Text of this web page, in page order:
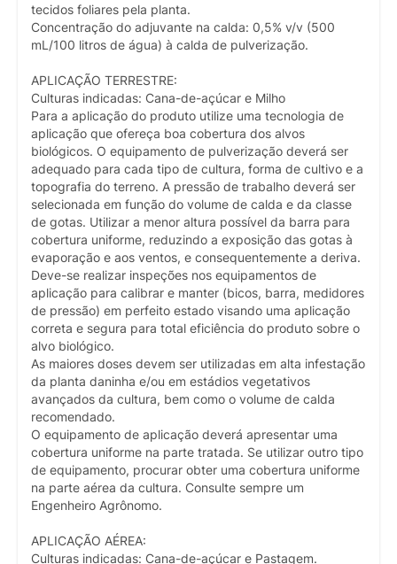
tecidos foliares pela planta.
Concentração do adjuvante na calda: 0,5% v/v (500
mL/100 litros de água) à calda de pulverização.
APLICAÇÃO TERRESTRE:
Culturas indicadas: Cana-de-açúcar e Milho
Para a aplicação do produto utilize uma tecnologia de
aplicação que ofereça boa cobertura dos alvos
biológicos. O equipamento de pulverização deverá ser
adequado para cada tipo de cultura, forma de cultivo e a
topografia do terreno. A pressão de trabalho deverá ser
selecionada em função do volume de calda e da classe
de gotas. Utilizar a menor altura possível da barra para
cobertura uniforme, reduzindo a exposição das gotas à
evaporação e aos ventos, e consequentemente a deriva.
Deve-se realizar inspeções nos equipamentos de
aplicação para calibrar e manter (bicos, barra, medidores
de pressão) em perfeito estado visando uma aplicação
correta e segura para total eficiência do produto sobre o
alvo biológico.
As maiores doses devem ser utilizadas em alta infestação
da planta daninha e/ou em estádios vegetativos
avançados da cultura, bem como o volume de calda
recomendado.
O equipamento de aplicação deverá apresentar uma
cobertura uniforme na parte tratada. Se utilizar outro tipo
de equipamento, procurar obter uma cobertura uniforme
na parte aérea da cultura. Consulte sempre um
Engenheiro Agrônomo.
APLICAÇÃO AÉREA:
Culturas indicadas: Cana-de-açúcar e Pastagem.